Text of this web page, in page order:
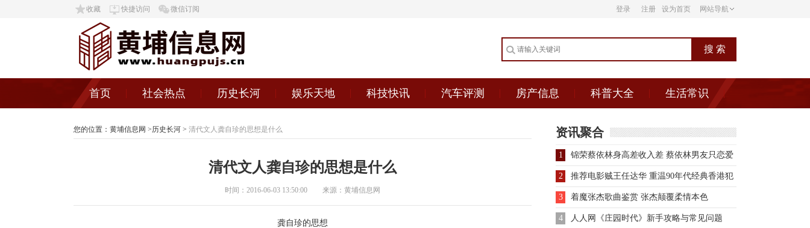
收藏 快捷访问 微信订阅 登录 注册 设为首页 网站导航
首页 社会热点 历史长河 娱乐天地 科技快讯 汽车评测 房产信息 科普大全 生活常识
您的位置： 黄埔信息网 >历史长河 > 清代文人龚自珍的思想是什么
清代文人龚自珍的思想是什么
时间：2016-06-03 13:50:00 来源：黄埔信息网
龚自珍的思想
资讯聚合
1 锦荣蔡依林身高差收入差 蔡依林男友只恋爱
2 推荐电影贼王任达华 重温90年代经典香港犯
罪电影
3 着魔张杰歌曲鉴赏 张杰颠覆柔情本色
4 人人网《庄园时代》新手攻略与常见问题